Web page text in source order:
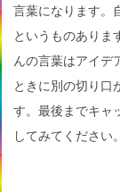
言葉になります。
というものありま
んの言葉はアイデ
ときに別の切り口
す。最後までキャ
してみてください。